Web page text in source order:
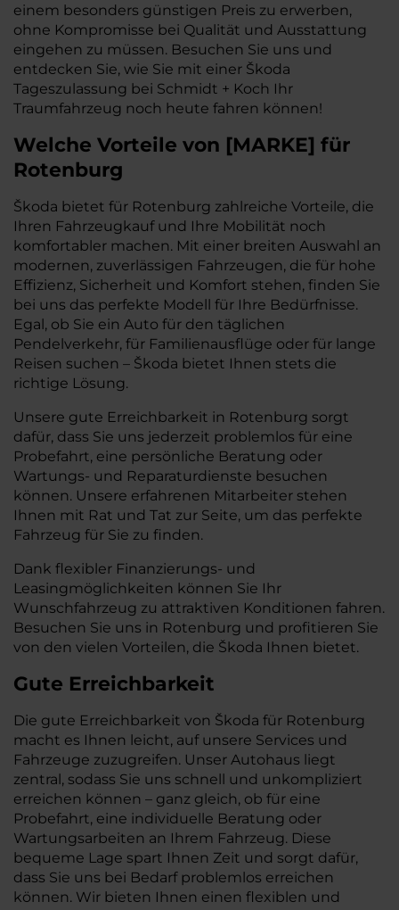
einem besonders günstigen Preis zu erwerben,
ohne Kompromisse bei Qualität und Ausstattung
eingehen zu müssen. Besuchen Sie uns und
entdecken Sie, wie Sie mit einer Škoda
Tageszulassung bei Schmidt + Koch Ihr
Traumfahrzeug noch heute fahren können!
Welche Vorteile von [MARKE] für
Rotenburg
Škoda bietet für Rotenburg zahlreiche Vorteile, die
Ihren Fahrzeugkauf und Ihre Mobilität noch
komfortabler machen. Mit einer breiten Auswahl an
modernen, zuverlässigen Fahrzeugen, die für hohe
Effizienz, Sicherheit und Komfort stehen, finden Sie
bei uns das perfekte Modell für Ihre Bedürfnisse.
Egal, ob Sie ein Auto für den täglichen
Pendelverkehr, für Familienausflüge oder für lange
Reisen suchen – Škoda bietet Ihnen stets die
richtige Lösung.
Unsere gute Erreichbarkeit in Rotenburg sorgt
dafür, dass Sie uns jederzeit problemlos für eine
Probefahrt, eine persönliche Beratung oder
Wartungs- und Reparaturdienste besuchen
können. Unsere erfahrenen Mitarbeiter stehen
Ihnen mit Rat und Tat zur Seite, um das perfekte
Fahrzeug für Sie zu finden.
Dank flexibler Finanzierungs- und
Leasingmöglichkeiten können Sie Ihr
Wunschfahrzeug zu attraktiven Konditionen fahren.
Besuchen Sie uns in Rotenburg und profitieren Sie
von den vielen Vorteilen, die Škoda Ihnen bietet.
Gute Erreichbarkeit
Die gute Erreichbarkeit von Škoda für Rotenburg
macht es Ihnen leicht, auf unsere Services und
Fahrzeuge zuzugreifen. Unser Autohaus liegt
zentral, sodass Sie uns schnell und unkompliziert
erreichen können – ganz gleich, ob für eine
Probefahrt, eine individuelle Beratung oder
Wartungsarbeiten an Ihrem Fahrzeug. Diese
bequeme Lage spart Ihnen Zeit und sorgt dafür,
dass Sie uns bei Bedarf problemlos erreichen
können. Wir bieten Ihnen einen flexiblen und